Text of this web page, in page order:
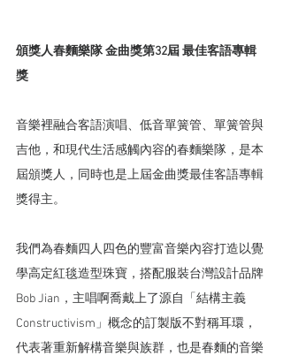
頒獎人春麵樂隊 金曲獎第32屆 最佳客語專輯
獎
音樂裡融合客語演唱、低音單簧管、單簧管與
吉他，和現代生活感觸內容的春麵樂隊，是本
屆頒獎人，同時也是上屆金曲獎最佳客語專輯
獎得主。
我們為春麵四人四色的豐富音樂內容打造以覺
學高定紅毯造型珠寶，搭配服裝台灣設計品牌
Bob Jian，主唱啊喬戴上了源自「結構主義
Constructivism」概念的訂製版不對稱耳環，
代表著重新解構音樂與族群，也是春麵的音樂